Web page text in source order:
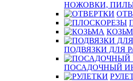
НОЖОВКИ,
ПОДВЯЗКИ ДЛЯ
ПОСАДОЧНЫЙ